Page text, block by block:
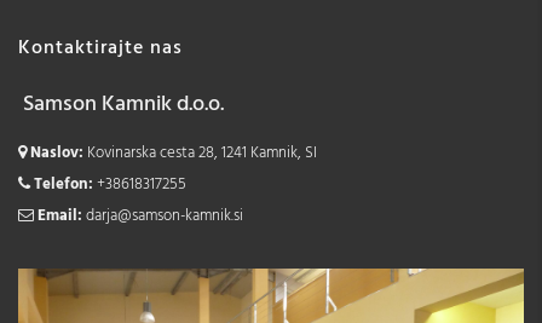
Kontaktirajte nas
Samson Kamnik d.o.o.
Naslov: Kovinarska cesta 28, 1241 Kamnik, SI
Telefon:+38618317255
Email:darja@samson-kamnik.si